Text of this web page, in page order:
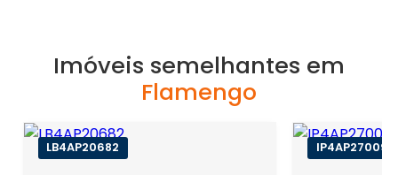
Imóveis semelhantes em
Flamengo
LB4AP20682 IP4AP27009